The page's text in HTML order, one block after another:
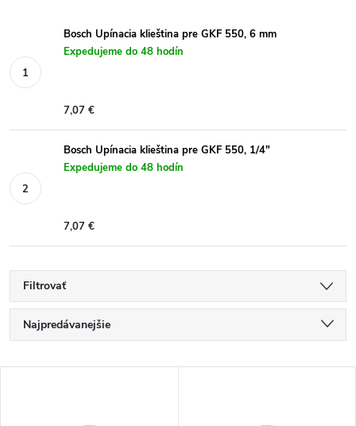
Bosch Upínacia klieština pre GKF 550, 6 mm
Expedujeme do 48 hodín
7,07 €
Bosch Upínacia klieština pre GKF 550, 1/4"
Expedujeme do 48 hodín
7,07 €
Filtrovať
R
a
Najpredávanejšie